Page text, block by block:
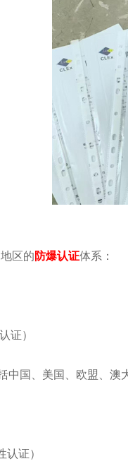
区的防爆认证体系：
证）
中国、美国、欧盟、澳
证）